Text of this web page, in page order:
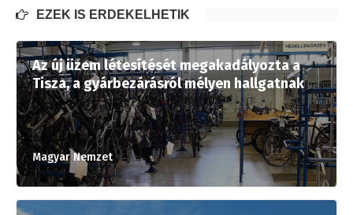
EZEK IS ÉRDEKELHETIK
Az új üzem létesítését megakadályozta a
Tisza, a gyárbezárásról mélyen hallgatnak
Magyar Nemzet